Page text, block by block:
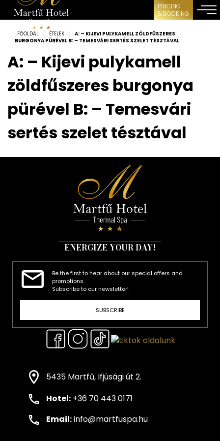
PRICING
& BOOKING
FŐOLDAL / ÉTELEK /
A: – KIJEVI PULYKAMELL ZÖLDFŰSZERES
BURGONYA PÜRÉVEL B: – TEMESVÁRI SERTÉS SZELET TÉSZTÁVAL
A: – Kijevi pulykamell
zöldfűszeres burgonya
pürével B: – Temesvári
sertés szelet tésztával
ENERGIZE YOUR DAY!
Be the first to hear about our special offers and
promotions.
Subscribe to our newsletter!
SUBSCRIBE
5435 Martfű, Ifjúsági út 2.
Hotel: +36 70 443 0171
Email:info@martfuspa.hu